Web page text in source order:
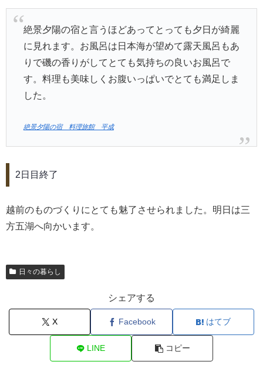
絶景夕陽の宿と言うほどあってとっても夕日が綺麗
に見れます。お風呂は日本海が望めて露天風呂もあ
りで磯の香りがしてとても気持ちの良いお風呂で
す。料理も美味しくお腹いっぱいでとても満足しま
した。
絶景夕陽の宿 料理旅館 平成
2日目終了
越前のものづくりにとても魅了させられました。明日は三
方五湖へ向かいます。
日々の暮らし
シェアする
X Facebook はてブ
LINE コピー